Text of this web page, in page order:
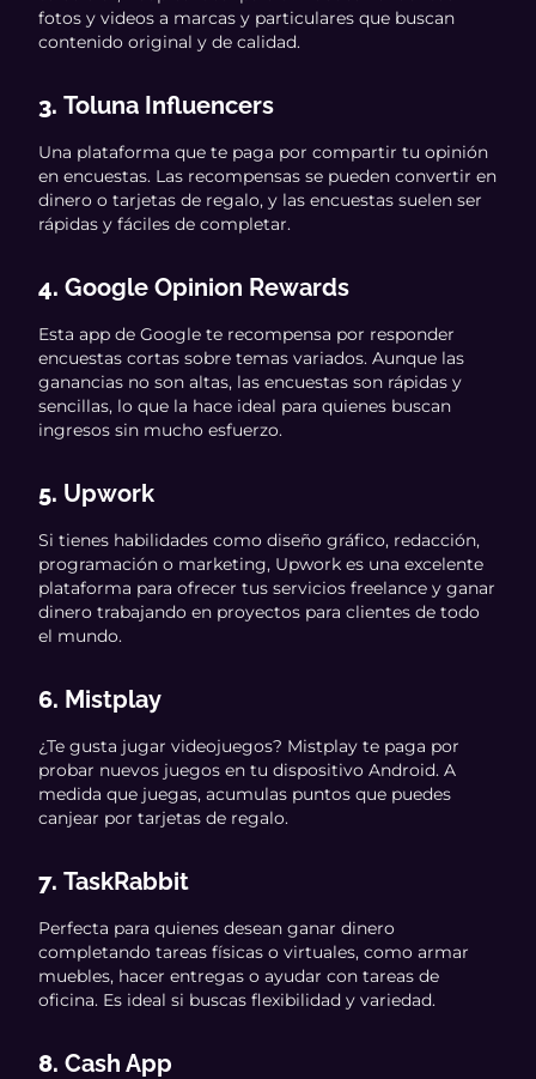
fotos y videos a marcas y particulares que buscan
contenido original y de calidad.
3.Toluna Influencers
Una plataforma que te paga por compartir tu opinión
en encuestas. Las recompensas se pueden convertir en
dinero o tarjetas de regalo, y las encuestas suelen ser
rápidas y fáciles de completar.
4.Google Opinion Rewards
Esta app de Google te recompensa por responder
encuestas cortas sobre temas variados. Aunque las
ganancias no son altas, las encuestas son rápidas y
sencillas, lo que la hace ideal para quienes buscan
ingresos sin mucho esfuerzo.
5. Upwork
Si tienes habilidades como diseño gráfico, redacción,
programación o marketing, Upwork es una excelente
plataforma para ofrecer tus servicios freelance y ganar
dinero trabajando en proyectos para clientes de todo
el mundo.
6. Mistplay
¿Te gusta jugar videojuegos? Mistplay te paga por
probar nuevos juegos en tu dispositivo Android. A
medida que juegas, acumulas puntos que puedes
canjear por tarjetas de regalo.
7.TaskRabbit
Perfecta para quienes desean ganar dinero
completando tareas físicas o virtuales, como armar
muebles, hacer entregas o ayudar con tareas de
oficina. Es ideal si buscas flexibilidad y variedad.
8.Cash App